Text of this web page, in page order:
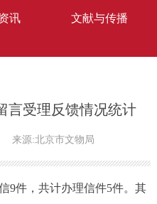
讯 文献与传播
言受理反馈情况统计
来源:北京市文物局
件，共计办理信件5件。其